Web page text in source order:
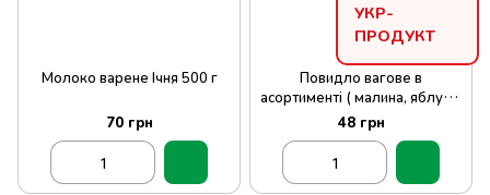
УКР-
ПРОДУКТ
Молоко варене Ічня 500 г
70 грн
Повидло вагове в
асортименті ( малина, яблуко,
вишня, абрикос ) 500 г*9 шт
48 грн